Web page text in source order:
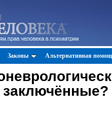
Законы Альтернативная